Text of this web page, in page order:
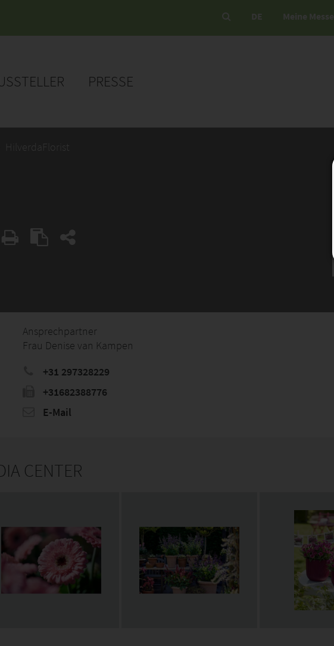
DE Meine Messe
PRESSE
HilverdaFlorist
Ansprechpartner
Frau Denise van Kampen
+31 297328229
+31682388776
E-Mail
CENTER